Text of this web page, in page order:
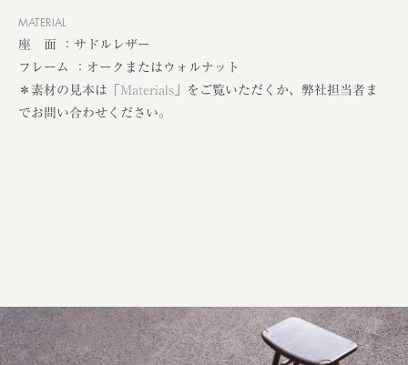
MATERIAL
座 面 ：サドルレザー
フレーム ：オークまたはウォルナット
＊素材の見本は「 Materials 」をご覧いただくか、弊社担当者ま
でお問い合わせください。